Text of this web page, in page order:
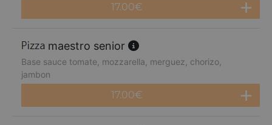
17.00€
maestro senior
Base sauce tomate, mozzarella, merguez, chorizo,
jambon
17.00€